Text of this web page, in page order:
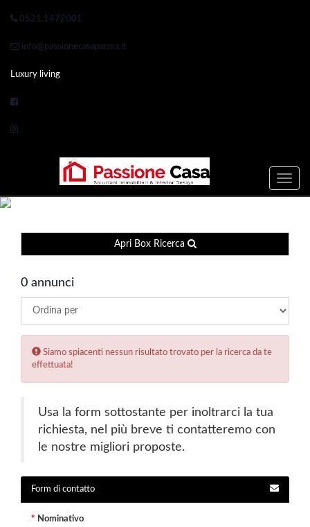
0521.1472001
info@passionecasaparma.it
Luxury living
Toggle
Ristorante in vendita a
Parma (PR)
Apri Box Ricerca
0 annunci
Error:
Siamo spiacenti nessun risultato trovato per la ricerca da te
effettuata!
Usa la form sottostante per inoltrarci la tua
richiesta, nel più breve ti contatteremo con
le nostre migliori proposte.
Form di contatto
* Nominativo